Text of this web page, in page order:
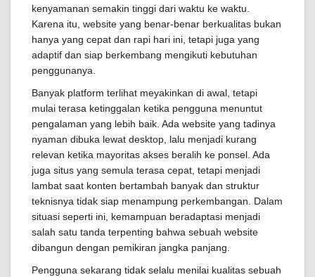
kenyamanan semakin tinggi dari waktu ke waktu.
Karena itu, website yang benar-benar berkualitas bukan
hanya yang cepat dan rapi hari ini, tetapi juga yang
adaptif dan siap berkembang mengikuti kebutuhan
penggunanya.
Banyak platform terlihat meyakinkan di awal, tetapi
mulai terasa ketinggalan ketika pengguna menuntut
pengalaman yang lebih baik. Ada website yang tadinya
nyaman dibuka lewat desktop, lalu menjadi kurang
relevan ketika mayoritas akses beralih ke ponsel. Ada
juga situs yang semula terasa cepat, tetapi menjadi
lambat saat konten bertambah banyak dan struktur
teknisnya tidak siap menampung perkembangan. Dalam
situasi seperti ini, kemampuan beradaptasi menjadi
salah satu tanda terpenting bahwa sebuah website
dibangun dengan pemikiran jangka panjang.
Pengguna sekarang tidak selalu menilai kualitas sebuah